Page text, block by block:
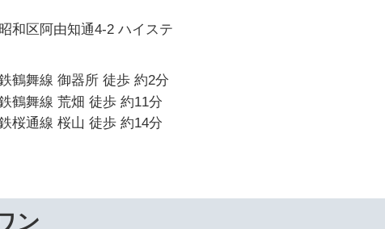
和区阿由知通4-2 ハイステ
鶴舞線 御器所 徒歩 約2分
鶴舞線 荒畑 徒歩 約11分
桜通線 桜山 徒歩 約14分
ン